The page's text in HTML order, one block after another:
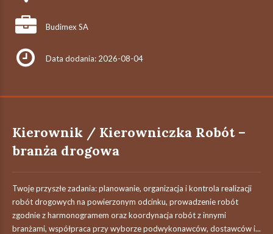
Budimex SA
Data dodania: 2026-08-04
Kierownik / Kierowniczka Robót –
branża drogowa
Twoje przyszłe zadania:‎ planowanie, organizacja i kontrola realizacji
robót drogowych na powierzonym odcinku,‎ prowadzenie robót
zgodnie z harmonogramem oraz koordynacja robót z innymi
branżami,‎ współpraca przy wyborze podwykonawców, dostawców i...